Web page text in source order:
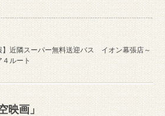
】近隣スーパー無料送迎バス イオン幕張店～
ルート
映画」